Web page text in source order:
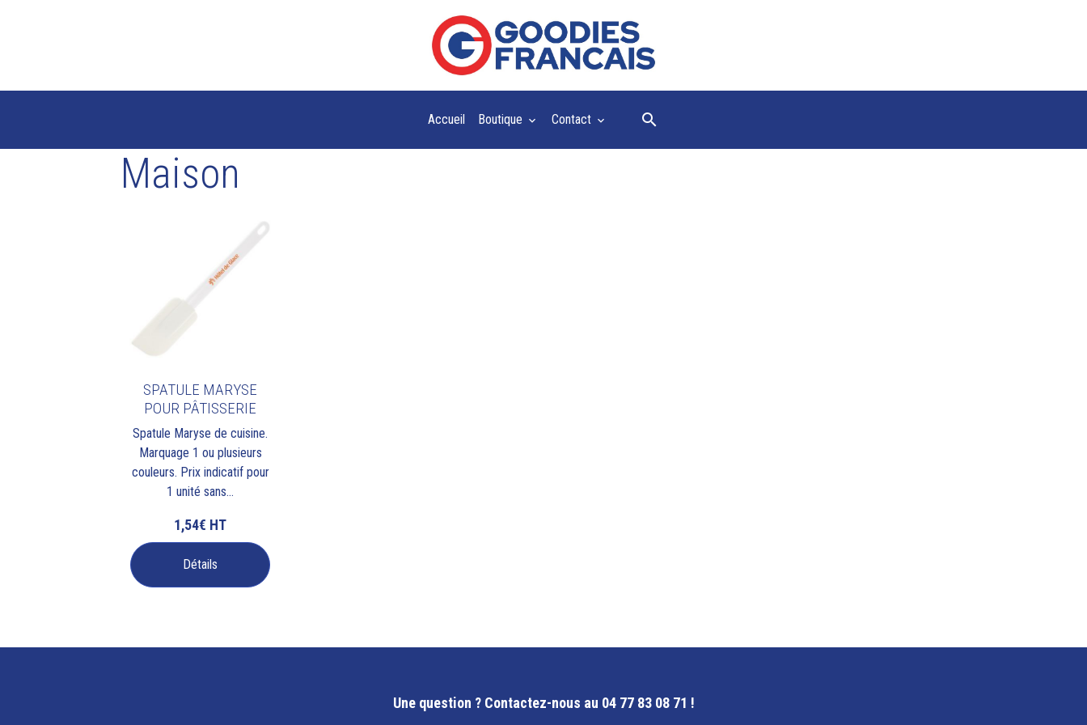
Accueil Boutique Contact
Maison
SPATULE MARYSE
POUR PÂTISSERIE
Spatule Maryse de cuisine.
Marquage 1 ou plusieurs
couleurs. Prix indicatif pour
1 unité sans...
1,54€ HT
Détails
Une question ? Contactez-nous au 04 77 83 08 71 !